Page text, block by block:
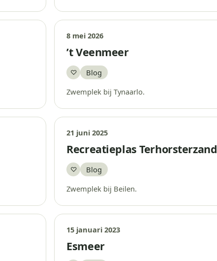
8 mei 2026
’t Veenmeer
♡
Bewaar
Blog
Zwemplek bij Tynaarlo.
21 juni 2025
Recreatieplas Terhorsterzand
♡
Bewaar
Blog
Zwemplek bij Beilen.
15 januari 2023
Esmeer